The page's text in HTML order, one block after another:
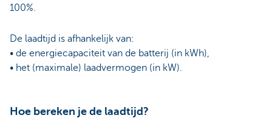
100%.
De laadtijd is afhankelijk van:
• de energiecapaciteit van de batterij (in kWh),
• het (maximale) laadvermogen (in kW).
Hoe bereken je de laadtijd?